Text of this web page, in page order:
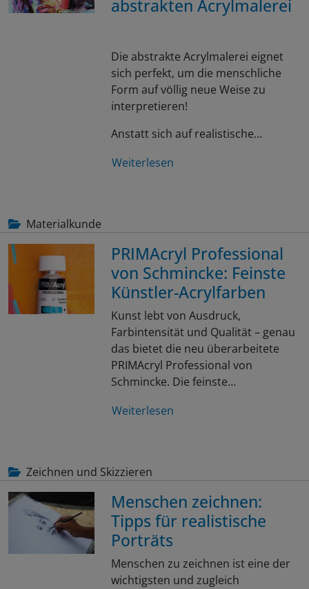
abstrakten Acrylmalerei
Die abstrakte Acrylmalerei eignet
sich perfekt, um die menschliche
Form auf völlig neue Weise zu
interpretieren!
Anstatt sich auf realistische…
Weiterlesen
Materialkunde
PRIMAcryl Professional
von Schmincke: Feinste
Künstler-Acrylfarben
Kunst lebt von Ausdruck,
Farbintensität und Qualität – genau
das bietet die neu überarbeitete
PRIMAcryl Professional von
Schmincke. Die feinste…
Weiterlesen
Zeichnen und Skizzieren
Menschen zeichnen:
Tipps für realistische
Porträts
Menschen zu zeichnen ist eine der
wichtigsten und zugleich